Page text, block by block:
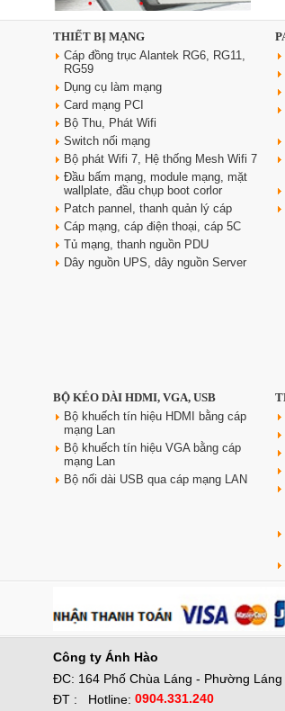
Giá: 4,600,000 VNĐ
Dây nguồn C19 C20 dài 3m tiết
diện 3x2.5 mm2 dùng cho PDU
Giá: 370,000 VNĐ
Sinoamigo STP-1RB-3 | Trụ kéo
tiện dụng, có USB sạc nhanh
Giá: 2,300,000 VNĐ
THIẾT BỊ MẠNG
Cáp đồng trục Alantek RG6, RG11,
RG59
Dụng cụ làm mạng
Card mạng PCI
Bộ Thu, Phát Wifi
Switch nối mạng
Bộ phát Wifi 7, Hệ thống Mesh Wifi 7
Đầu bấm mạng, module mạng, mặt
wallplate, đầu chụp boot corlor
Patch pannel, thanh quản lý cáp
Cáp mạng, cáp điện thoại, cáp 5C
Tủ mạng, thanh nguồn PDU
Dây nguồn UPS, dây nguồn Server
BỘ KÉO DÀI HDMI, VGA, USB
Bộ khuếch tín hiệu HDMI bằng cáp
mạng Lan
Bộ khuếch tín hiệu VGA bằng cáp
mạng Lan
Bộ nối dài USB qua cáp mạng LAN
Công ty Ánh Hào
ĐC: 164 Phố Chùa Láng - Phường
ĐT :
Hotline: 0904.331.240